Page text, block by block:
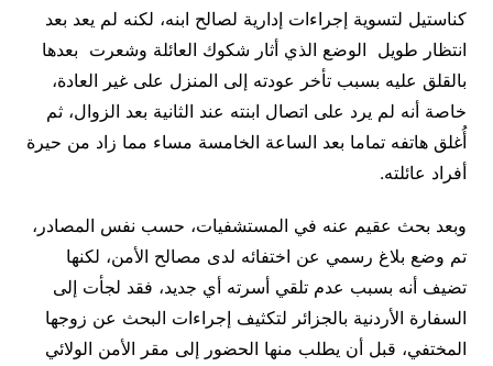
كناستيل لتسوية إجراءات إدارية لصالح ابنه، لكنه لم يعد بعد
انتظار طويل الوضع الذي أثار شكوك العائلة وشعرت بعدها
بالقلق عليه بسبب تأخر عودته إلى المنزل على غير العادة،
خاصة أنه لم يرد على اتصال ابنته عند الثانية بعد الزوال، ثم
أُغلق هاتفه تماما بعد الساعة الخامسة مساء مما زاد من حيرة
أفراد عائلته.
وبعد بحث عقيم عنه في المستشفيات، حسب نفس المصادر،
تم وضع بلاغ رسمي عن اختفائه لدى مصالح الأمن، لكنها
تضيف أنه بسبب عدم تلقي أسرته أي جديد، فقد لجأت إلى
السفارة الأردنية بالجزائر لتكثيف إجراءات البحث عن زوجها
المختفي، قبل أن يطلب منها الحضور إلى مقر الأمن الولائي